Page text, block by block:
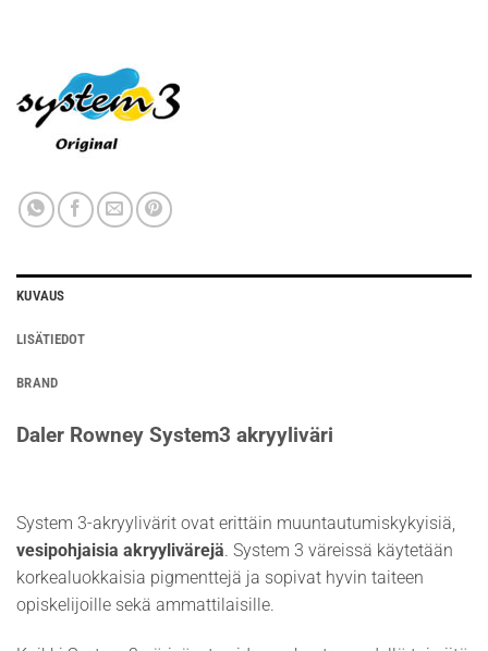
KUVAUS
LISÄTIEDOT
BRAND
Daler Rowney System3 akryyliväri
System 3-akryylivärit ovat erittäin muuntautumiskykyisiä,
vesipohjaisia akryylivärejä. System 3 väreissä käytetään
korkealuokkaisia pigmenttejä ja sopivat hyvin taiteen
opiskelijoille sekä ammattilaisille.